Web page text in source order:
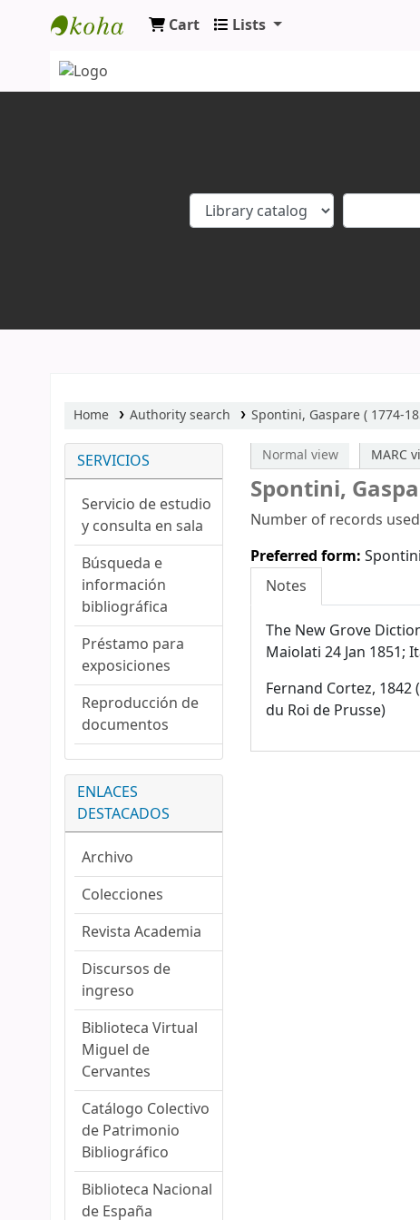
Koha online
Cart Lists
Home Authority search Spontini, Gaspare ( 1774-
SERVICIOS
Servicio de estudio
y consulta en sala
Búsqueda e
información
bibliográfica
Préstamo para
exposiciones
Reproducción de
documentos
ENLACES
DESTACADOS
Archivo
Colecciones
Revista Academia
Discursos de
ingreso
Biblioteca Virtual
Miguel de
Cervantes
Catálogo Colectivo
de Patrimonio
Bibliográfico
Biblioteca Nacional
de España
Normal view MARC
Spontini,
Number of records
Preferred form:
Notes
The New Grove
Maiolati 24 Jan 1851;
Fernand Cortez,
du Roi de Prusse)